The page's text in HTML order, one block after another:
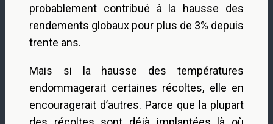
probablement contribué à la hausse des
rendements globaux pour plus de 3% depuis
trente ans.
Mais si la hausse des températures
endommagerait certaines récoltes, elle en
encouragerait d’autres. Parce que la plupart